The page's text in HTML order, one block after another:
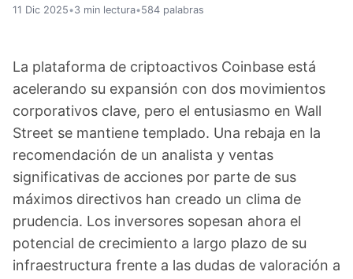
11 Dic 2025•3 min lectura•584 palabras
La plataforma de criptoactivos Coinbase está
acelerando su expansión con dos movimientos
corporativos clave, pero el entusiasmo en Wall
Street se mantiene templado. Una rebaja en la
recomendación de un analista y ventas
significativas de acciones por parte de sus
máximos directivos han creado un clima de
prudencia. Los inversores sopesan ahora el
potencial de crecimiento a largo plazo de su
infraestructura frente a las dudas de valoración a